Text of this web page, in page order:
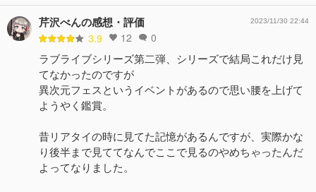
芹沢べんの感想・評価
3.9 12 0
2023/11/30 22:44
ラブライブシリーズ第二弾、シリーズで結局これだけ見
てなかったのですが
異次元フェスというイベントがあるので思い腰を上げて
ようやく鑑賞。
昔リアタイの時に見てた記憶があるんですが、実際かな
り後半まで見ててなんでここで見るのやめちゃったんだ
よってなりました。